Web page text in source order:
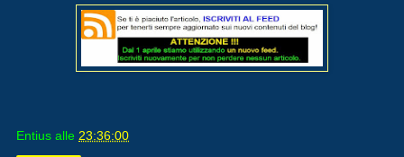
Entius alle 23:36:00